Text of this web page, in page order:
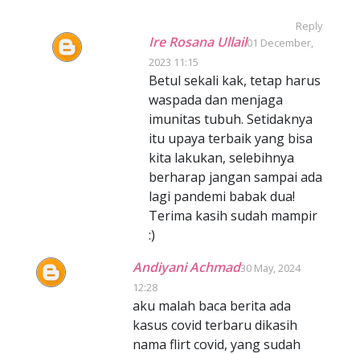
Reply
Ire Rosana Ullail01 December,
2023 11:15
Betul sekali kak, tetap harus
waspada dan menjaga
imunitas tubuh. Setidaknya
itu upaya terbaik yang bisa
kita lakukan, selebihnya
berharap jangan sampai ada
lagi pandemi babak dua!
Terima kasih sudah mampir
:)
Andiyani Achmad30 May, 2024
12:28
aku malah baca berita ada
kasus covid terbaru dikasih
nama flirt covid, yang sudah